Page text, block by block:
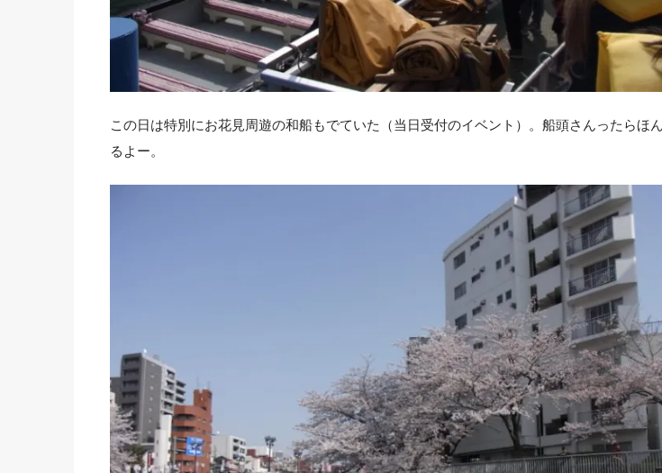
この日は特別にお花見周遊の和船もでていた（当日受付のイベント）。船頭さんったらほ
るよー。